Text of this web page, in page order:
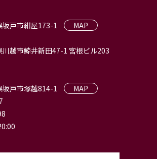
戸市紺屋173-1
MAP
越市鯨井新田47-1 宮根ビル203
戸市塚越814-1
MAP